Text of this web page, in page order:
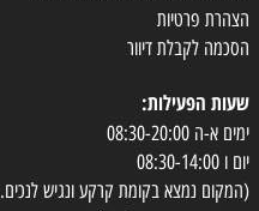
הצהרת פרטיות
הסכמה לקבלת דיוור
שעות הפעילות:
ימים א-ה 08:30-20:00
יום ו 08:30-14:00
(המקום נמצא בקומת קרקע ונגיש לנכים.